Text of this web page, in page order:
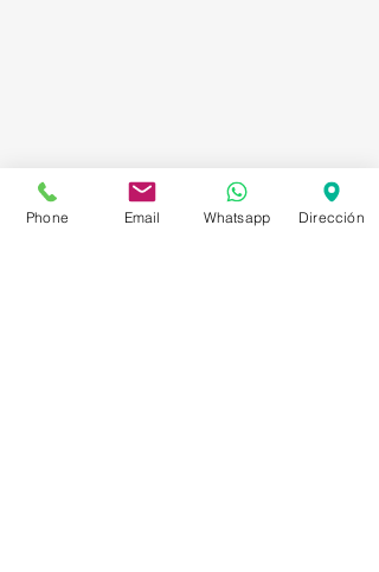
Phone Email Whatsapp Dirección